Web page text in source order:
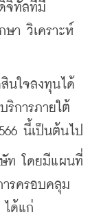
จิทัลที่มี
า วิเคราะห์
ใจลงทุนได้
การภายใต้
นี้เป็นต้นไป
โดยมีแผนที่
ารครอบคลุม
ด้แก่